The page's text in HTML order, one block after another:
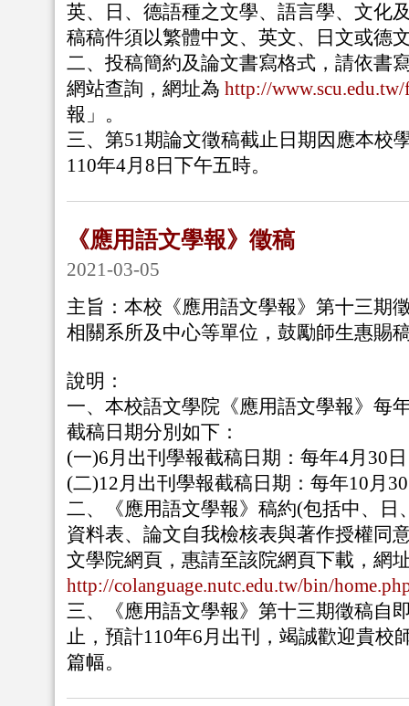
英、日、德語種之文學、語言學、文化
稿稿件須以繁體中文、英文、日文或德
二、投稿簡約及論文書寫格式，請依書
網站查詢，網址為 http://
報」。
三、第51期論文徵稿截止日期因應本校
110年4月8日下午五時。
《應用語文學報》徵稿
2021-03-05
主旨：本校《應用語文學報》第十三期
相關系所及中心等單位，鼓勵師生惠賜
說明：
一、本校語文學院《應用語文學報》每
截稿日期分別如下：
(一)6月出刊學報截稿日期：每年4月30
(二)12月出刊學報截稿日期：每年10月
二、《應用語文學報》稿約(包括中、日
資料表、論文自我檢核表與著作授權同
文學院網頁，惠請至該院網頁下載，網
http://colanguage.nutc.edu.tw/bin/
三、《應用語文學報》第十三期徵稿自
止，預計110年6月出刊，竭誠歡迎貴校
篇幅。